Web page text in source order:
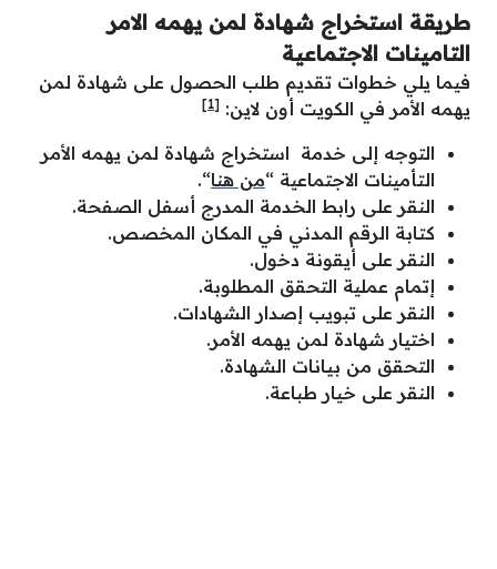
طريقة استخراج شهادة لمن يهمه الامر
التامينات الاجتماعية
فيما يلي خطوات تقديم طلب الحصول على شهادة لمن
يهمه الأمر في الكويت أون لاين: [1]
التوجه إلى خدمة استخراج شهادة لمن يهمه الأمر
التأمينات الاجتماعية “من هنا“.
النقر على رابط الخدمة المدرج أسفل الصفحة.
كتابة الرقم المدني في المكان المخصص.
النقر على أيقونة دخول.
إتمام عملية التحقق المطلوبة.
النقر على تبويب إصدار الشهادات.
اختيار شهادة لمن يهمه الأمر.
التحقق من بيانات الشهادة.
النقر على خيار طباعة.